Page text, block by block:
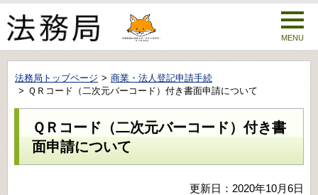
MENU
法務局トップページ
商業・法人登記申請手続
ＱＲコード（二次元バーコード）付き書面申請について
ＱＲコード（二次元バーコード）付き書
面申請について
更新日：2020年10月6日